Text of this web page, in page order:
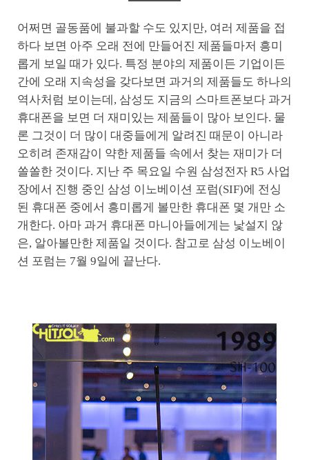
어쩌면 골동품에 불과할 수도 있지만, 여러 제품을 접
하다 보면 아주 오래 전에 만들어진 제품들마저 흥미
롭게 보일 때가 있다. 특정 분야의 제품이든 기업이든
간에 오래 지속성을 갖다보면 과거의 제품들도 하나의
역사처럼 보이는데, 삼성도 지금의 스마트폰보다 과거
휴대폰을 보면 더 재미있는 제품들이 많아 보인다. 물
론 그것이 더 많이 대중들에게 알려진 때문이 아니라
오히려 존재감이 약한 제품들 속에서 찾는 재미가 더
쏠쏠한 것이다. 지난 주 목요일 수원 삼성전자 R5 사업
장에서 진행 중인 삼성 이노베이션 포럼(SIF)에 전싱
된 휴대폰 중에서 흥미롭게 볼만한 휴대폰 몇 개만 소
개한다. 아마 과거 휴대폰 마니아들에게는 낯설지 않
은, 알아볼만한 제품일 것이다. 참고로 삼성 이노베이
션 포럼는 7월 9일에 끝난다.